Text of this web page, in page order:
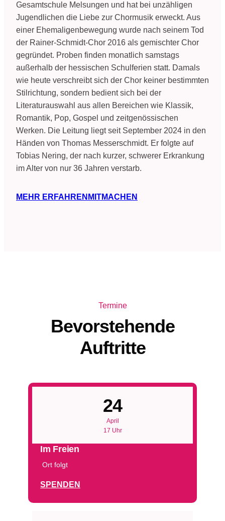
Gesamtschule Melsungen und hat bei unzähligen
Jugendlichen die Liebe zur Chormusik erweckt. Aus
einer Ehemaligenbewegung wurde nach seinem Tod
der Rainer-Schmidt-Chor 2016 als gemischter Chor
gegründet. Proben finden monatlich samstags
außerhalb der hessischen Schulferien statt. Damals
wie heute verschreibt sich der Chor keiner bestimmten
Stilrichtung, sondern bedient sich bei der
Literaturauswahl aus allen Bereichen wie Klassik,
Romantik, Pop, Gospel und zeitgenössischen
Werken. Die Leitung liegt seit September 2024 in den
Händen von Thomas Messerschmidt. Er folgte auf
Tobias Nering, der nach kurzer, schwerer Erkrankung
im Alter von nur 36 Jahren verstarb.
MEHR ERFAHREN MITMACHEN
Termine
Bevorstehende
Auftritte
24
April
17 Uhr
Im Freien
Ort folgt
SPENDEN